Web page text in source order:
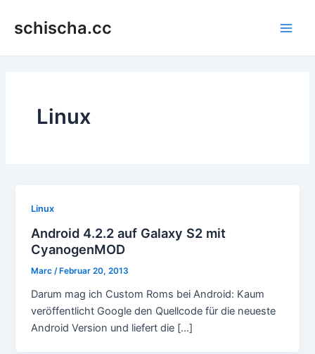
Inhaltschischa.cc
Linux
Linux
Android 4.2.2 auf Galaxy S2 mit
CyanogenMOD
Marc/ Februar 20, 2013
Darum mag ich Custom Roms bei Android: Kaum
veröffentlicht Google den Quellcode für die neueste
Android Version und liefert die […]